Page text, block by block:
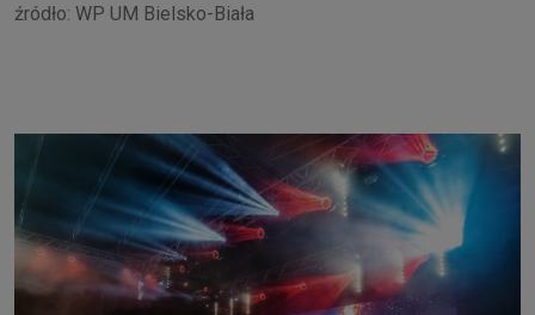
źródło: WP UM Bielsko-Biała